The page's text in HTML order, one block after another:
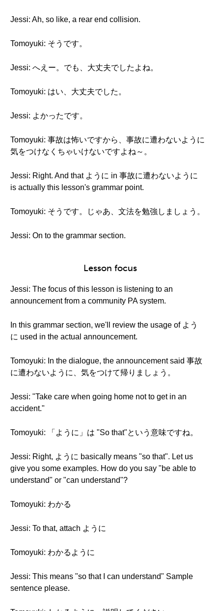
Jessi: Ah, so like, a rear end collision.
Tomoyuki: そうです。
Jessi: へえー。でも、大丈夫でしたよね。
Tomoyuki: はい、大丈夫でした。
Jessi: よかったです。
Tomoyuki: 事故は怖いですから、事故に遭わないように
気をつけなくちゃいけないですよね～。
Jessi: Right. And that ように in 事故に遭わないように
is actually this lesson's grammar point.
Tomoyuki: そうです。じゃあ、文法を勉強しましょう。
Jessi: On to the grammar section.
Lesson focus
Jessi: The focus of this lesson is listening to an
announcement from a community PA system.
In this grammar section, we'll review the usage of よう
に used in the actual announcement.
Tomoyuki: In the dialogue, the announcement said 事故
に遭わないように、気をつけて帰りましょう。
Jessi: "Take care when going home not to get in an
accident."
Tomoyuki: 「ように」は "So that"という意味ですね。
Jessi: Right, ように basically means "so that". Let us
give you some examples. How do you say "be able to
understand" or "can understand"?
Tomoyuki: わかる
Jessi: To that, attach ように
Tomoyuki: わかるように
Jessi: This means "so that I can understand" Sample
sentence please.